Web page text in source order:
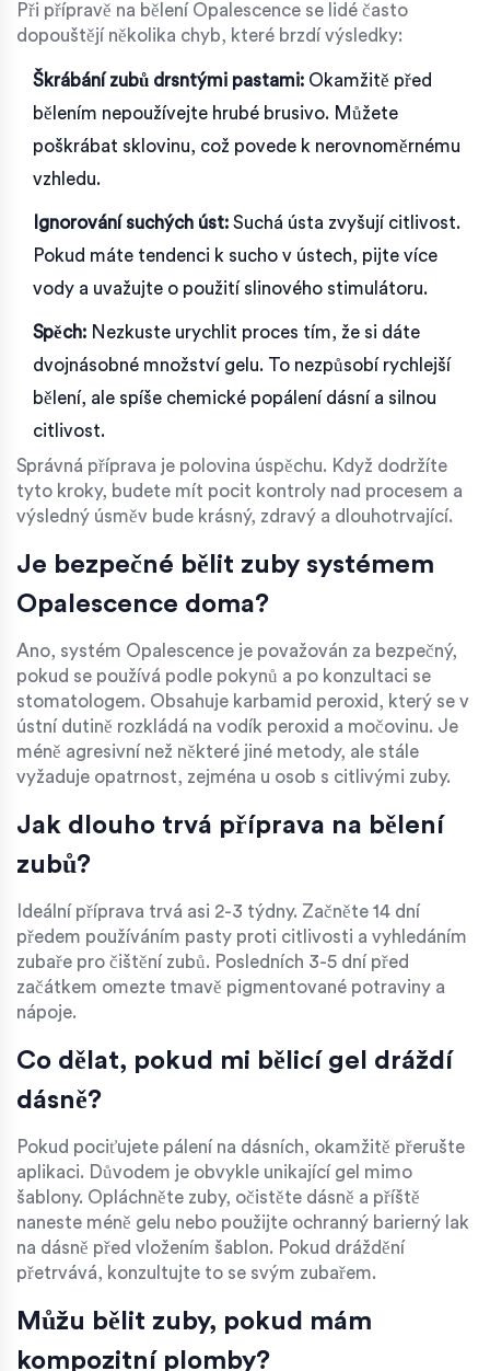
Při přípravě na bělení Opalescence se lidé často
dopouštějí několika chyb, které brzdí výsledky:
Škrábání zubů drsntými pastami: Okamžitě před
bělením nepoužívejte hrubé brusivo. Můžete
poškrábat sklovinu, což povede k nerovnoměrnému
vzhledu.
Ignorování suchých úst: Suchá ústa zvyšují citlivost.
Pokud máte tendenci k sucho v ústech, pijte více
vody a uvažujte o použití slinového stimulátoru.
Spěch: Nezkuste urychlit proces tím, že si dáte
dvojnásobné množství gelu. To nezpůsobí rychlejší
bělení, ale spíše chemické popálení dásní a silnou
citlivost.
Správná příprava je polovina úspěchu. Když dodržíte
tyto kroky, budete mít pocit kontroly nad procesem a
výsledný úsměv bude krásný, zdravý a dlouhotrvající.
Je bezpečné bělit zuby systémem
Opalescence doma?
Ano, systém Opalescence je považován za bezpečný,
pokud se používá podle pokynů a po konzultaci se
stomatologem. Obsahuje karbamid peroxid, který se v
ústní dutině rozkládá na vodík peroxid a močovinu. Je
méně agresivní než některé jiné metody, ale stále
vyžaduje opatrnost, zejména u osob s citlivými zuby.
Jak dlouho trvá příprava na bělení
zubů?
Ideální příprava trvá asi 2-3 týdny. Začněte 14 dní
předem používáním pasty proti citlivosti a vyhledáním
zubaře pro čištění zubů. Posledních 3-5 dní před
začátkem omezte tmavě pigmentované potraviny a
nápoje.
Co dělat, pokud mi bělicí gel dráždí
dásně?
Pokud pociťujete pálení na dásních, okamžitě přerušte
aplikaci. Důvodem je obvykle unikající gel mimo
šablony. Opláchněte zuby, očistěte dásně a příště
naneste méně gelu nebo použijte ochranný barierný lak
na dásně před vložením šablon. Pokud dráždění
přetrvává, konzultujte to se svým zubařem.
Můžu bělit zuby, pokud mám
kompozitní plomby?